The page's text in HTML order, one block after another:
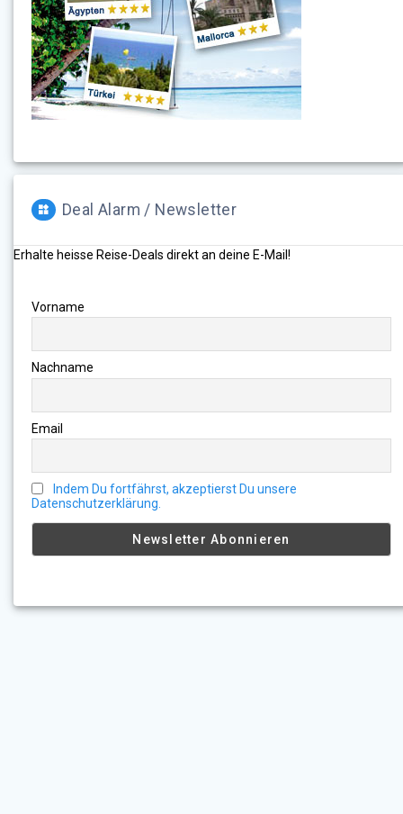
Deal Alarm / Newsletter
Erhalte heisse Reise-Deals direkt an deine E-Mail!
Vorname
Nachname
Email
Indem Du fortfährst, akzeptierst Du unsere
Datenschutzerklärung.